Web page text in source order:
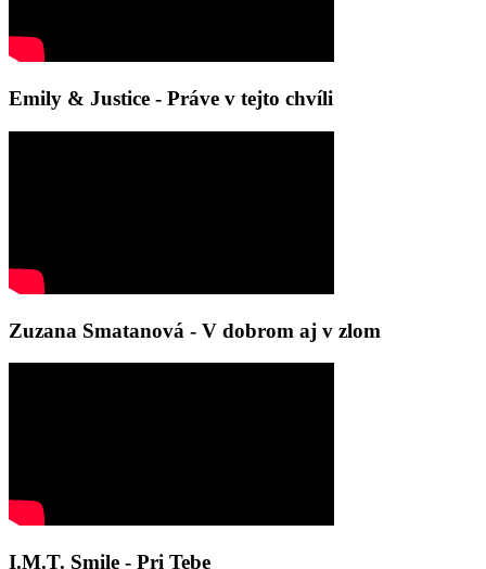
Emily & Justice - Práve v tejto chvíli
Zuzana Smatanová - V dobrom aj v zlom
I.M.T. Smile - Pri Tebe